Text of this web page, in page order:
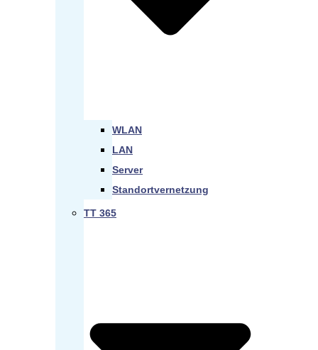
WLAN
LAN
Server
Standortvernetzung
TT 365